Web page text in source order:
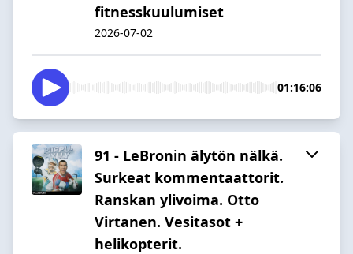
fitnesskuulumiset
2026-07-02
01:16:06
91 - LeBronin älytön nälkä.
Surkeat kommentaattorit.
Ranskan ylivoima. Otto
Virtanen. Vesitasot +
helikopterit.